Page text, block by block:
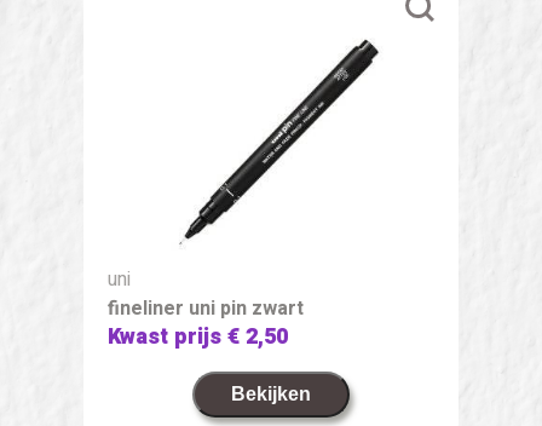
uni
fineliner uni pin zwart
Kwast prijs€ 2,50
Bekijken